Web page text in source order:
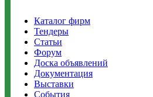
Каталог фирм
Тендеры
Статьи
Форум
Доска объявлений
Документация
Выставки
События